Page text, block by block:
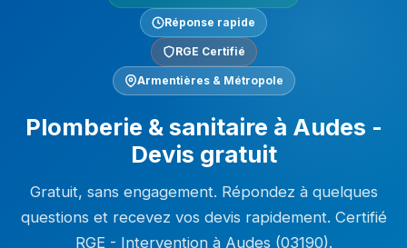
Réponse rapide
RGE Certifié
Armentières & Métropole
Plomberie & sanitaire à Audes -
Devis gratuit
Gratuit, sans engagement. Répondez à quelques
questions et recevez vos devis rapidement. Certifié
RGE - Intervention à Audes (03190).